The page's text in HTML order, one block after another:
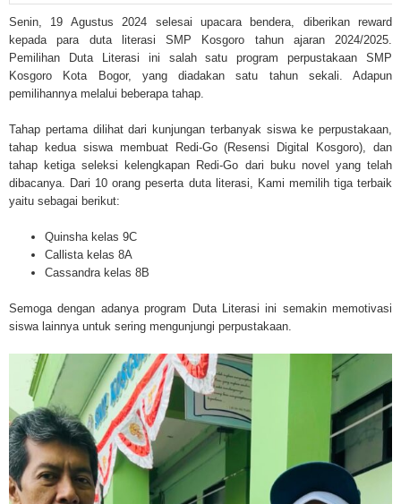
Senin, 19 Agustus 2024 selesai upacara bendera, diberikan reward
kepada para duta literasi SMP Kosgoro tahun ajaran 2024/2025.
Pemilihan Duta Literasi ini salah satu program perpustakaan SMP
Kosgoro Kota Bogor, yang diadakan satu tahun sekali. Adapun
pemilihannya melalui beberapa tahap.
Tahap pertama dilihat dari kunjungan terbanyak siswa ke perpustakaan,
tahap kedua siswa membuat Redi-Go (Resensi Digital Kosgoro), dan
tahap ketiga seleksi kelengkapan Redi-Go dari buku novel yang telah
dibacanya. Dari 10 orang peserta duta literasi, Kami memilih tiga terbaik
yaitu sebagai berikut:
Quinsha kelas 9C
Callista kelas 8A
Cassandra kelas 8B
Semoga dengan adanya program Duta Literasi ini semakin memotivasi
siswa lainnya untuk sering mengunjungi perpustakaan.